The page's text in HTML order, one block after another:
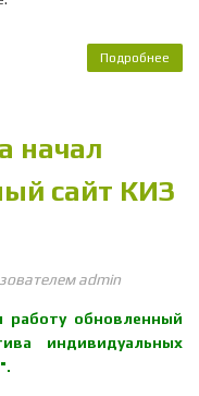
Подробнее
начал
сайт КИЗ
admin
работу обновленный
индивидуальных